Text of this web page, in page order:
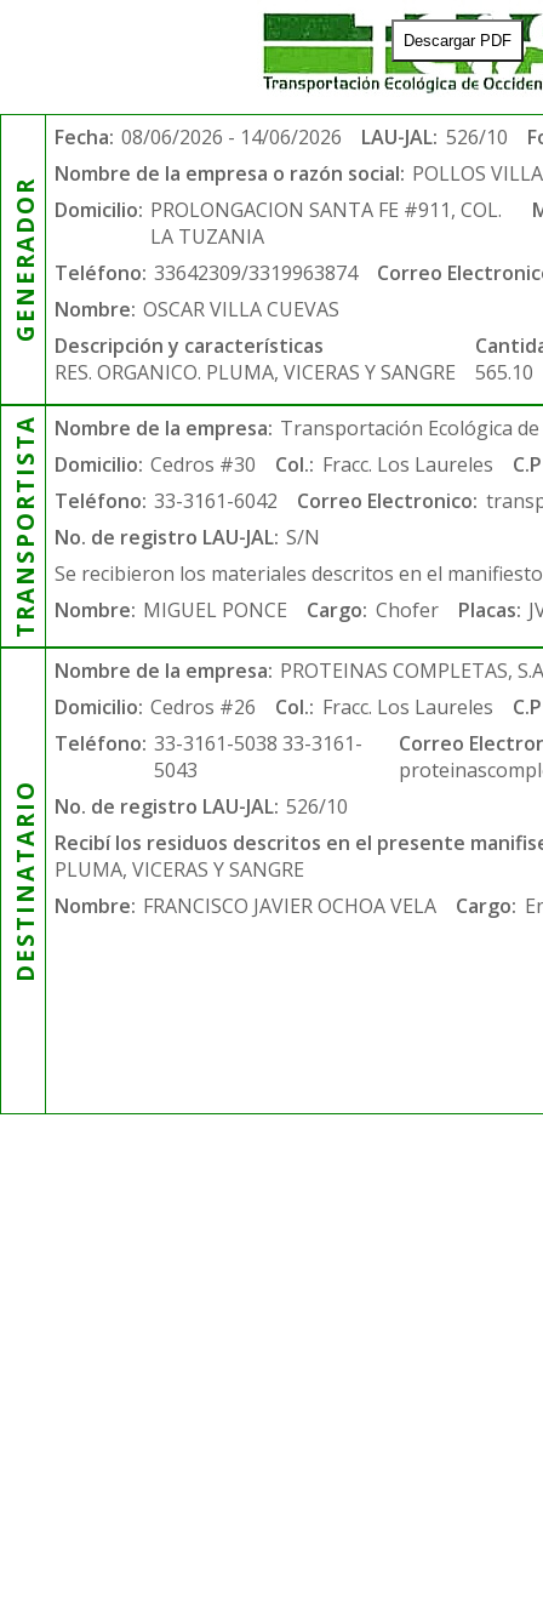
Descargar PDF
GENERADOR
Fecha: 08/06/2026 - 14/06/2026 LAU-JAL: 526/10
Nombre de la empresa o razón social: POLLOS VILLA
Domicilio: PROLONGACION SANTA FE #911, COL.
LA TUZANIA
Teléfono: 33642309/3319963874
Correo
Nombre: OSCAR VILLA CUEVAS
Descripción y características
RES. ORGANICO. PLUMA, VICERAS Y SANGRE
565.10
TRANSPORTISTA Nombre de la empresa: Transportación Ecológica de
Domicilio: Cedros #30 Col.: Fracc. Los Laureles
Teléfono: 33-3161-6042 Correo Electronico:
No. de registro LAU-JAL: S/N
Se recibieron los materiales descritos en el
Nombre: MIGUEL PONCE Cargo: Chofer Placas:
DESTINATARIO
Nombre de la empresa: PROTEINAS COMPLETAS,
Domicilio: Cedros #26 Col.: Fracc. Los Laureles
Teléfono: 33-3161-5038 33-3161-
5043
Correo
No. de registro LAU-JAL: 526/10
Recibí los residuos descritos en el presente
PLUMA, VICERAS Y SANGRE
Nombre: FRANCISCO JAVIER OCHOA VELA Cargo: